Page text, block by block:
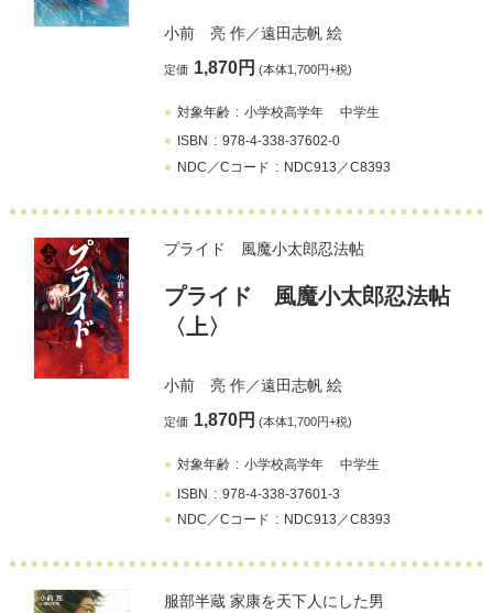
小前 亮作／遠田志帆絵
定価 1,870円 (本体1,700円+税)
対象年齢 小学校高学年
中学生
ISBN
978-4-338-37602-0
NDC／Cコード
NDC913／C8393
プライド 風魔小太郎忍法帖
プライド 風魔小太郎忍法帖
〈上〉
小前 亮作／遠田志帆絵
定価 1,870円 (本体1,700円+税)
対象年齢 小学校高学年
中学生
ISBN
978-4-338-37601-3
NDC／Cコード
NDC913／C8393
服部半蔵 家康を天下人にした男